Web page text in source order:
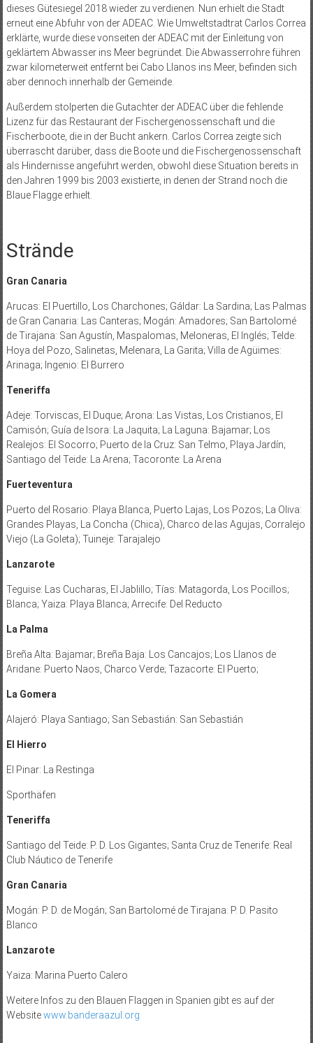
dieses Gütesiegel 2018 wieder zu verdienen. Nun erhielt die Stadt
erneut eine Abfuhr von der ADEAC. Wie Umweltstadtrat Carlos Correa
erklärte, wurde diese vonseiten der ADEAC mit der Einleitung von
geklärtem Abwasser ins Meer begründet. Die Abwasserrohre führen
zwar kilometerweit entfernt bei Cabo Llanos ins Meer, befinden sich
aber dennoch innerhalb der Gemeinde.
Außerdem stolperten die Gutachter der ADEAC über die fehlende
Lizenz für das Restaurant der Fischergenossenschaft und die
Fischerboote, die in der Bucht ankern. Carlos Correa zeigte sich
überrascht darüber, dass die Boote und die Fischergenossenschaft
als Hindernisse angeführt werden, obwohl diese Situation bereits in
den Jahren 1999 bis 2003 existierte, in denen der Strand noch die
Blaue Flagge erhielt.
Strände
Gran Canaria
Arucas: El Puertillo, Los Charchones; Gáldar: La Sardina; Las Palmas
de Gran Canaria: Las Canteras; Mogán: Amadores; San Bartolomé
de Tirajana: San Agustín, Maspalomas, Meloneras, El Inglés; Telde:
Hoya del Pozo, Salinetas, Melenara, La Garita; Villa de Agüimes:
Arinaga; Ingenio: El Burrero
Teneriffa
Adeje: Torviscas, El Duque; Arona: Las Vistas, Los Cristianos, El
Camisón; Guía de Isora: La Jaquita; La Laguna: Bajamar; Los
Realejos: El Socorro; Puerto de la Cruz: San Telmo, Playa Jardín;
Santiago del Teide: La Arena; Tacoronte: La Arena
Fuerteventura
Puerto del Rosario: Playa Blanca, Puerto Lajas, Los Pozos; La Oliva:
Grandes Playas, La Concha (Chica), Charco de las Agujas, Corralejo
Viejo (La Goleta); Tuineje: Tarajalejo
Lanzarote
Teguise: Las Cucharas, El Jablillo; Tías: Matagorda, Los Pocillos;
Blanca; Yaiza: Playa Blanca; Arrecife: Del Reducto
La Palma
Breña Alta: Bajamar; Breña Baja: Los Cancajos; Los Llanos de
Aridane: Puerto Naos, Charco Verde; Tazacorte: El Puerto;
La Gomera
Alajeró: Playa Santiago; San Sebastián: San Sebastián
El Hierro
El Pinar: La Restinga
Sporthäfen
Teneriffa
Santiago del Teide: P. D. Los Gigantes; Santa Cruz de Tenerife: Real
Club Náutico de Tenerife
Gran Canaria
Mogán: P. D. de Mogán; San Bartolomé de Tirajana: P. D. Pasito
Blanco
Lanzarote
Yaiza: Marina Puerto Calero
Weitere Infos zu den Blauen Flaggen in Spanien gibt es auf der
Websitewww.banderaazul.org